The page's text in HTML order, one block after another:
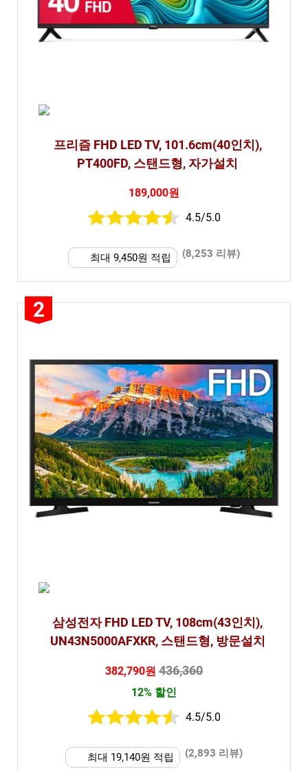
프리즘 FHD LED TV, 101.6cm(40인치),
PT400FD, 스탠드형, 자가설치
189,000원
4.5/5.0
최대 9,450원 적립 (8,253 리뷰)
2
삼성전자 FHD LED TV, 108cm(43인치),
UN43N5000AFXKR, 스탠드형, 방문설치
382,790원 436,360
12% 할인
4.5/5.0
최대 19,140원 적립 (2,893 리뷰)